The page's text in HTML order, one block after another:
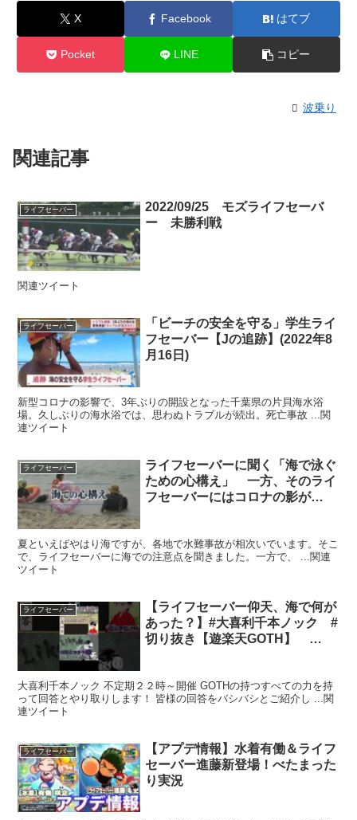
X Facebook はてブ
Pocket LINE コピー
波乗り
関連記事
ライフセーバー
2022/09/25 モズライフセーバ
ー 未勝利戦
関連ツイート
ライフセーバー
「ビーチの安全を守る」学生ライ
フセーバー【Jの追跡】(2022年8
月16日)
新型コロナの影響で、3年ぶりの開設となった千葉県の片貝海水浴
場。久しぶりの海水浴では、思わぬトラブルが続出。死亡事故 ...関
連ツイート
ライフセーバー
ライフセーバーに聞く「海で泳ぐ
ための心構え」 一方、そのライ
フセーバーにはコロナの影が…
夏といえばやはり海ですが、各地で水難事故が相次いでいます。そこ
で、ライフセーバーに海での注意点を聞きました。一方で、 ...関連
ツイート
ライフセーバー
【ライフセーバー仰天、海で何が
あった？】#大喜利千本ノック #
切り抜き【遊楽天GOTH】
大喜利千本ノック 不定期２２時～開催 GOTHの持つすべての力を持
って回答とやり取りします！ 皆様の回答をバシバシとご紹介し ...関
連ツイート
ライフセーバー
【アプデ情報】水着有働＆ライフ
セーバー進藤新登場！べたまった
り実況